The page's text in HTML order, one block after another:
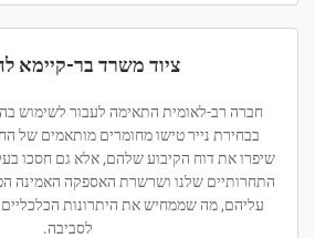
ציוד משרד בר-קיימא
חברה רב-לאומית התאימה לעבור לשימוש
בבחירת נייר טישו מחומרים מותאמים של
שיפרו את דוח הקיבוע שלהם, אלא גם חסכו
התחרותיים שלנו ושרשרת האספקה האמינה
עליהם, מה שממחיש את היתרונות הכלכליים
לסביבה.